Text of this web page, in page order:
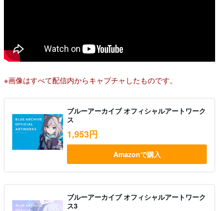
※画像はすべて配信内からキャプチャしたものです。
ブルーアーカイブ オフィシャルアートワーク
ス
1,953円
Amazonで購入
ブルーアーカイブ オフィシャルアートワーク
ス3